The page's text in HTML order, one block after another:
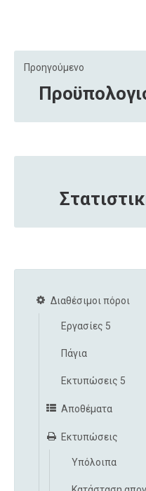
Προηγούμενο
Διαθέσιμοι πόροι
Εργασίες 5
Πάγια
Εκτυπώσεις 5
Αποθέματα
Εκτυπώσεις
Υπόλοιπα